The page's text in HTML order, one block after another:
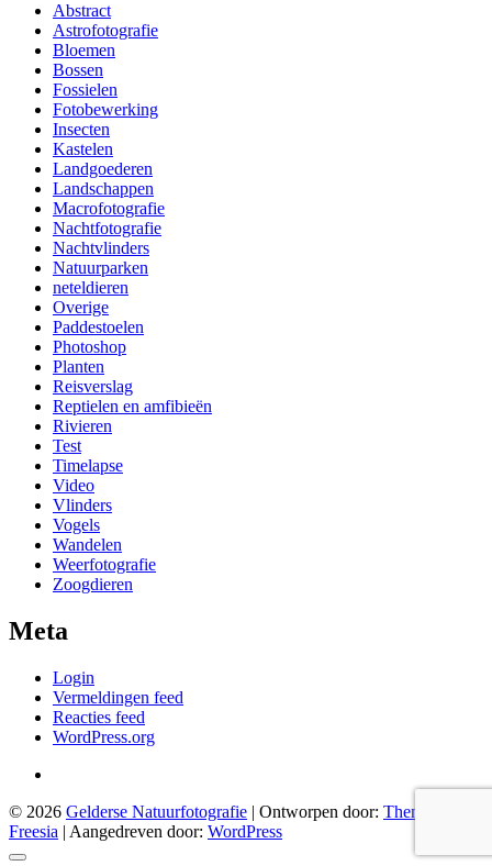
Abstract
Astrofotografie
Bloemen
Bossen
Fossielen
Fotobewerking
Insecten
Kastelen
Landgoederen
Landschappen
Macrofotografie
Nachtfotografie
Nachtvlinders
Natuurparken
neteldieren
Overige
Paddestoelen
Photoshop
Planten
Reisverslag
Reptielen en amfibieën
Rivieren
Test
Timelapse
Video
Vlinders
Vogels
Wandelen
Weerfotografie
Zoogdieren
Meta
Login
Vermeldingen feed
Reacties feed
WordPress.org
© 2026 Gelderse Natuurfotografie | Ontworpen door: Theme
Freesia | Aangedreven door: WordPress